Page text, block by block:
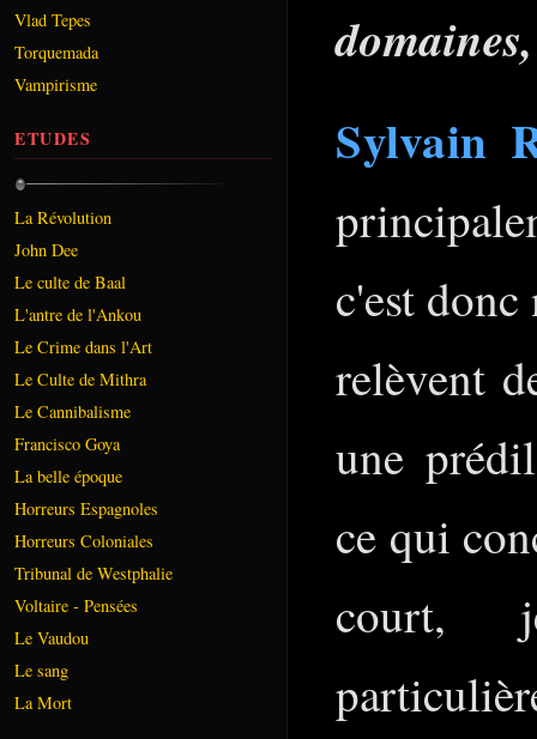
Vlad Tepes
Torquemada
Vampirisme
ETUDES
La Révolution
John Dee
Le culte de Baal
L'antre de l'Ankou
Le Crime dans l'Art
Le Culte de Mithra
Le Cannibalisme
Francisco Goya
La belle époque
Horreurs Espagnoles
Horreurs Coloniales
Tribunal de Westphalie
Voltaire - Pensées
Le Vaudou
Le sang
La Mort
Sylvain
c'est
relèvent
une
ce qui
court,